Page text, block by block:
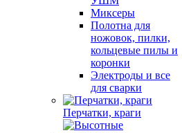
Миксеры
Полотна для
ножовок, пилки,
кольцевые пилы и
коронки
Электроды и все
для сварки
Перчатки, краги